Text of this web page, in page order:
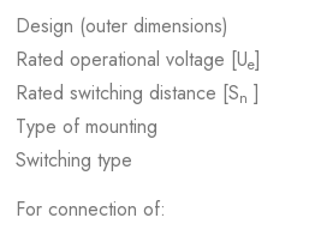
Design (outer dimensions)
Rated operational voltage [Ue]
Rated switching distance [Sn ]
Type of mounting
Switching type
For connection of: